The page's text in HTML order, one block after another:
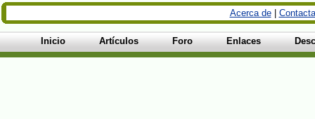
Acerca de|
Inicio Artículos Foro Enlaces